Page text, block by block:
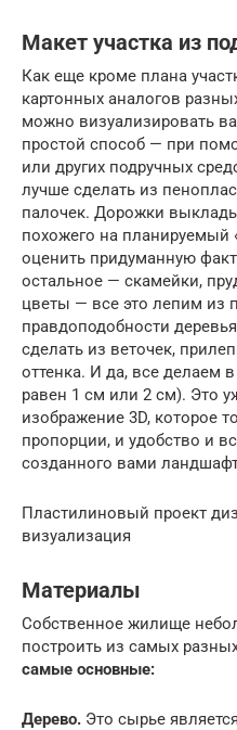
Макет участка из
Как еще кроме плана
картонных аналогов
можно визуализировать
простой способ — при
или других подручных
лучше сделать из
палочек. Дорожки
похожего на планируемый
оценить придуманную
остальное — скамейки,
цветы — все это лепим из
правдоподобности
сделать из веточек,
оттенка. И да, все делаем
равен 1 см или 2 см). Это
изображение 3D, которое
пропорции, и удобство и
созданного вами
Пластилиновый проект
визуализация
Материалы
Собственное жилище
построить из самых
самые основные:
Дерево. Это сырье